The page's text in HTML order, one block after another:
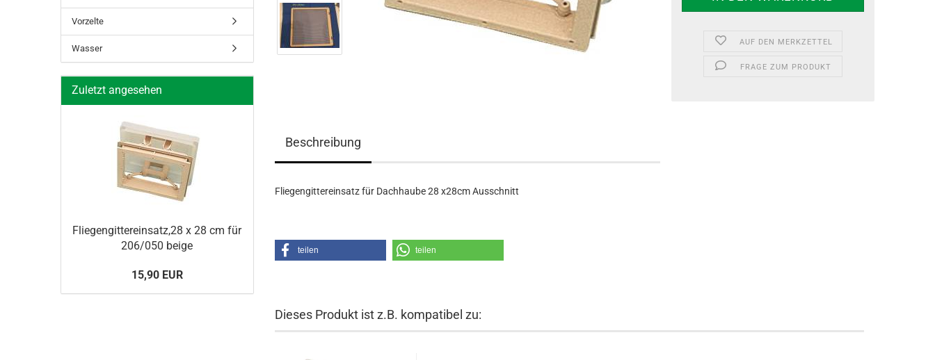
AUF DEN MERKZETTEL
FRAGE ZUM PRODUKT
Beschreibung
Fliegengittereinsatz für Dachhaube 28 x28cm Ausschnitt
teilen teilen
Dieses Produkt ist z.B. kompatibel zu:
Vorzelte
Wasser
Zuletzt angesehen
Flie­gen­git­ter­ein­satz,28 x 28 cm für
206/050 beige
15,90 EUR